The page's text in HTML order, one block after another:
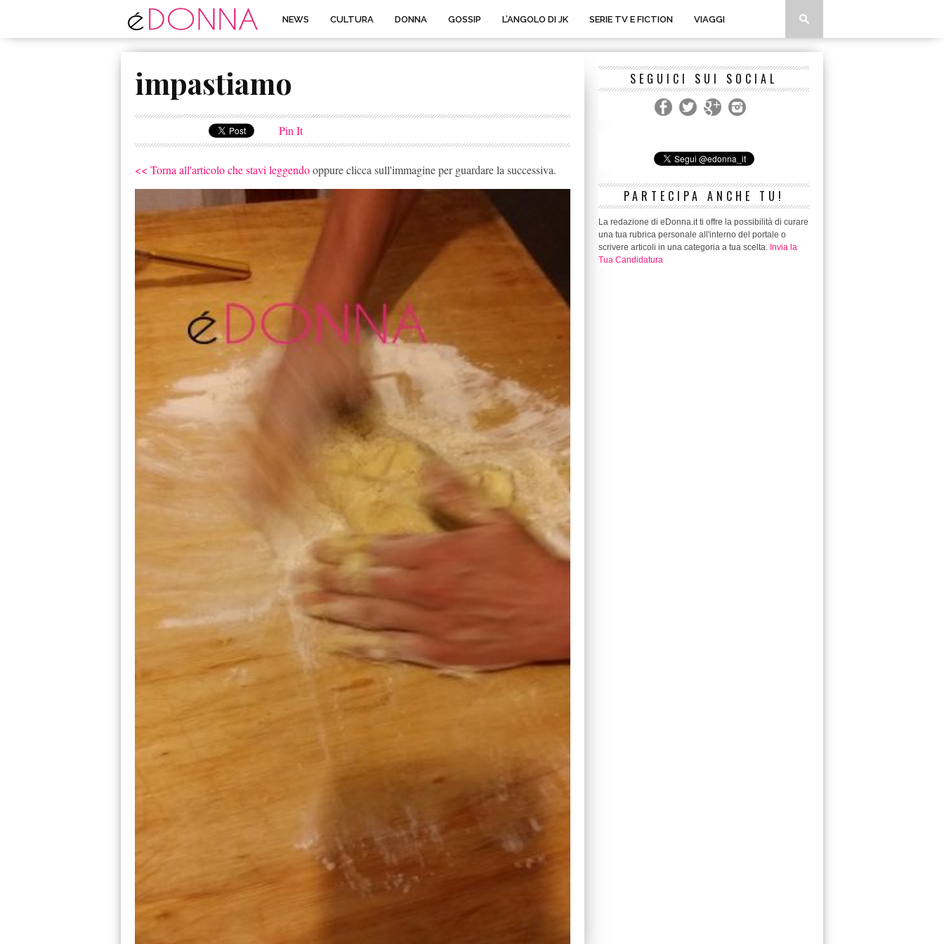
NEWS CULTURA DONNA GOSSIP L’ANGOLO DI JK SERIE TV E FICTION VIAGGI
impastiamo
Pin It
<< Torna all'articolo che stavi leggendooppure clicca sull'immagine per guardare la successiva.
SEGUICI SUI SOCIAL
PARTECIPA ANCHE TU!
La redazione di eDonna.it ti offre la possibilità di curare
una tua rubrica personale all'interno del portale o
scrivere articoli in una categoria a tua scelta. Invia la
Tua Candidatura